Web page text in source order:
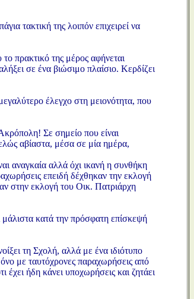
τακτική της λοιπόν επιχειρεί να
πρακτικό της μέρος αφήνεται
σε ένα βιώσιμο πλαίσιο. Κερδίζει
έλεγχο στη μειονότητα, που
Σε σημείο που είναι
αβίαστα, μέσα σε μία ημέρα,
αναγκαία αλλά όχι ικανή η συνθήκη
επειδή δέχθηκαν την εκλογή
στην εκλογή του Οικ. Πατριάρχη
κατά την πρόσφατη επίσκεψή
τη Σχολή, αλλά με ένα ιδιότυπο
με ταυτόχρονες παραχωρήσεις από
ήδη κάνει υποχωρήσεις και ζητάει